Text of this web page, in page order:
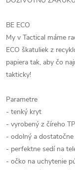
BE ECO
My v Tactical máme
ECO škatuliek z
papiera tak, aby čo
takticky!
Parametre
- tenký kryt
- vyrobený z číreho
- odolný a
- perfektne sedí na
- očko na uchytenie